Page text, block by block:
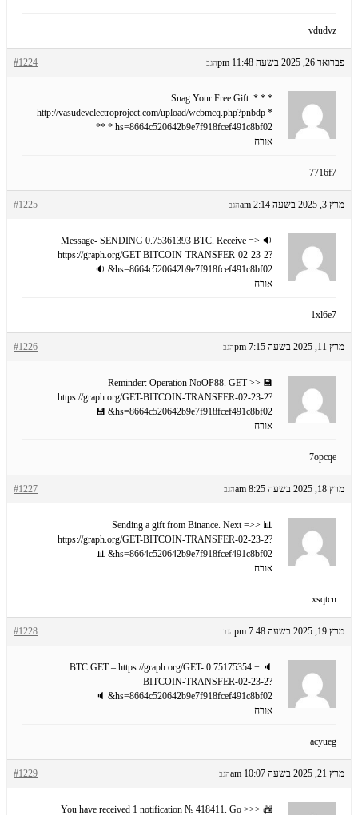
vdudvz
פברואר 26, 2025 בשעה 11:48 pm #1224 הגב
* * * Snag Your Free Gift:
http://vasudevelectroproject.com/upload/wcbmcq.php?pnbdp *
* * hs=8664c520642b9e7f918fcef491c8bf02*
אורח
7716f7
מרץ 3, 2025 בשעה 2:14 am #1225 הגב
🔉 Message- SENDING 0.75361393 BTC. Receive =>
https://graph.org/GET-BITCOIN-TRANSFER-02-23-2?
hs=8664c520642b9e7f918fcef491c8bf02& 🔉
אורח
1xl6e7
מרץ 11, 2025 בשעה 7:15 pm #1226 הגב
💾 Reminder: Operation NoOP88. GET >>
https://graph.org/GET-BITCOIN-TRANSFER-02-23-2?
hs=8664c520642b9e7f918fcef491c8bf02& 💾
אורח
7opcqe
מרץ 18, 2025 בשעה 8:25 am #1227 הגב
📊 Sending a gift from Binance. Next =>>
https://graph.org/GET-BITCOIN-TRANSFER-02-23-2?
hs=8664c520642b9e7f918fcef491c8bf02& 📊
אורח
xsqtcn
מרץ 19, 2025 בשעה 7:48 pm #1228 הגב
🔈 + 0.75175354 BTC.GET – https://graph.org/GET-
BITCOIN-TRANSFER-02-23-2?
hs=8664c520642b9e7f918fcef491c8bf02& 🔈
אורח
acyueg
מרץ 21, 2025 בשעה 10:07 am #1229 הגב
📠 You have received 1 notification № 418411. Go >>>